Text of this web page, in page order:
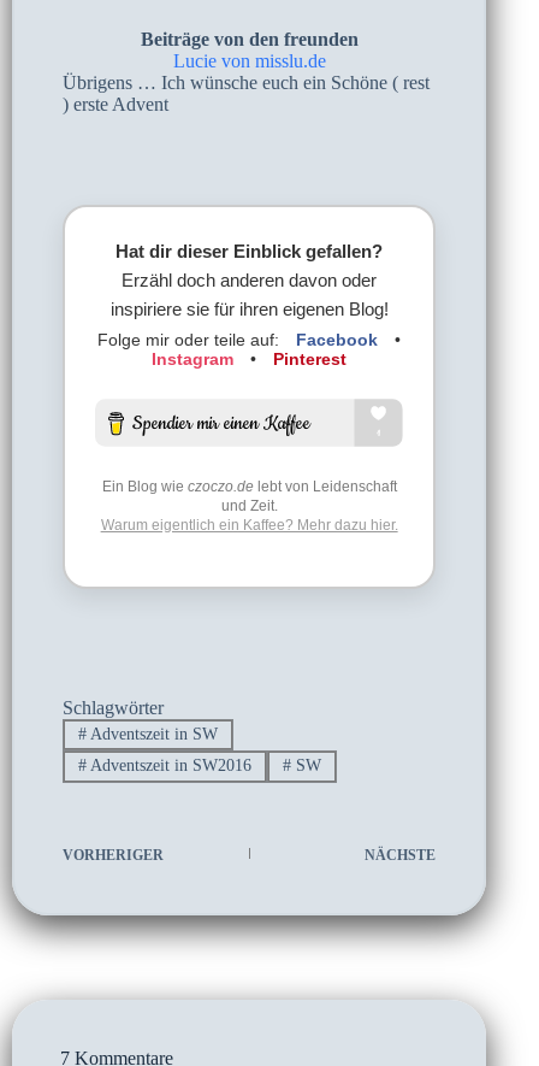
Beiträge von den freunden
Lucie von misslu.de
Übrigens … Ich wünsche euch ein Schöne ( rest
) erste Advent
Hat dir dieser Einblick gefallen?
Erzähl doch anderen davon oder
inspiriere sie für ihren eigenen Blog!
Folge mir oder teile auf: Facebook
•
Instagram
• Pinterest
Ein Blog wie czoczo.delebt von Leidenschaft
und Zeit.
Warum eigentlich ein Kaffee? Mehr dazu hier.
Schlagwörter
#Adventszeit in SW
#Adventszeit in SW2016 #SW
VORHERIGER NÄCHSTE
7 Kommentare